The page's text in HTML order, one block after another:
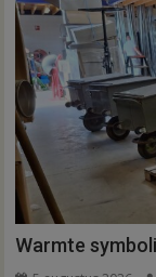
Warmte